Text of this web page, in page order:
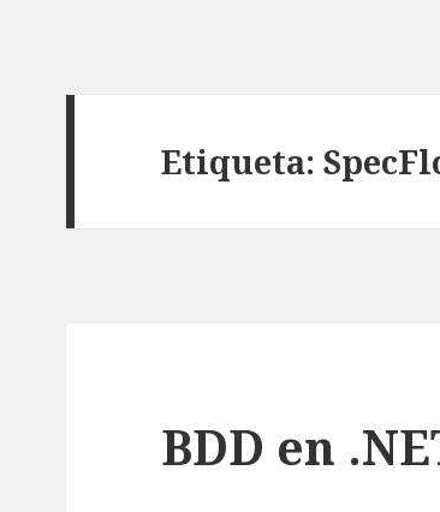
Etiqueta:
BDD en